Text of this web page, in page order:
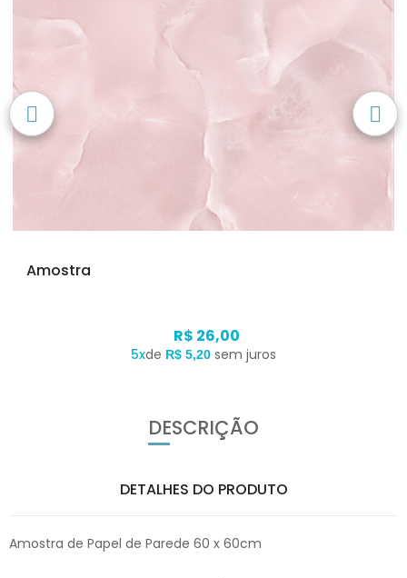
Amostra
R$ 26,00
5xde R$ 5,20 sem juros
DESCRIÇÃO
DETALHES DO PRODUTO
Amostra de Papel de Parede 60 x 60cm